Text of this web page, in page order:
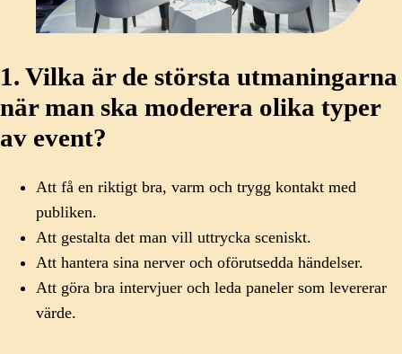
1. Vilka är de största utmaningarna
när man ska moderera olika typer
av event?
Att få en riktigt bra, varm och trygg kontakt med
publiken.
Att gestalta det man vill uttrycka sceniskt.
Att hantera sina nerver och oförutsedda händelser.
Att göra bra intervjuer och leda paneler som levererar
värde.